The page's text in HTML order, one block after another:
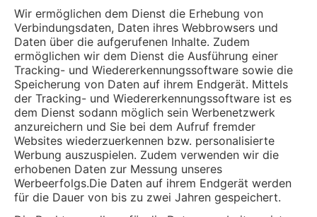
Wir ermöglichen dem Dienst die Erhebung von
Verbindungsdaten, Daten ihres Webbrowsers und
Daten über die aufgerufenen Inhalte. Zudem
ermöglichen wir dem Dienst die Ausführung einer
Tracking- und Wiedererkennungssoftware sowie die
Speicherung von Daten auf ihrem Endgerät. Mittels
der Tracking- und Wiedererkennungssoftware ist es
dem Dienst sodann möglich sein Werbenetzwerk
anzureichern und Sie bei dem Aufruf fremder
Websites wiederzuerkennen bzw. personalisierte
Werbung auszuspielen. Zudem verwenden wir die
erhobenen Daten zur Messung unseres
Werbeerfolgs.Die Daten auf ihrem Endgerät werden
für die Dauer von bis zu zwei Jahren gespeichert.